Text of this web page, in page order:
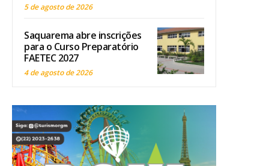
5 de agosto de 2026
Saquarema abre inscrições
para o Curso Preparatório
FAETEC 2027
4 de agosto de 2026